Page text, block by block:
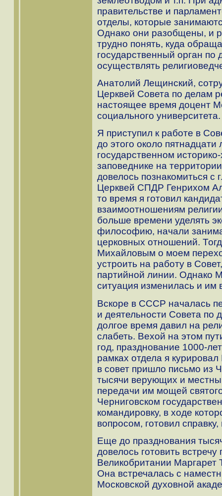
правительстве и
отделы, которые
Однако они разобщены, и
трудно понять, куда
государственный орган по
осуществлять
Анатолий Лещинский,
Церквей Совета по делам
настоящее время доцент
социального университета.
Я приступил к работе в
до этого около пятнадцати
государственном
заповеднике на
довелось познакомиться
Церквей СПДР Генрихом
то время я готовил
взаимоотношениям
больше времени уделять
философию, начали
церковных отношений.
Михайловым о моем
устроить на работу в
партийной линии. Однако
ситуация изменилась и
Вскоре в СССР началась
и деятельности Совета по
долгое время давил на
слабеть. Вехой на этом
год, празднование 1000-
рамках отдела я
в совет пришло письмо из
тысячи верующих и
передачи им мощей
Черниговском
командировку, в ходе
вопросом, готовил
Еще до празднования
довелось готовить
Великобритании Маргарет
Она встречалась с
Московской духовной